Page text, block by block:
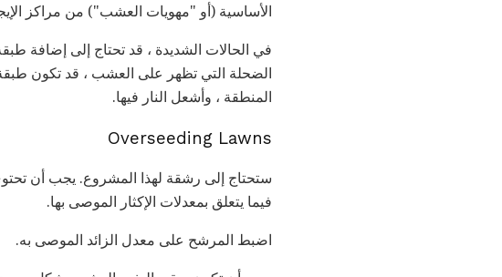
الأساسية (أو "مهويات العشب") من مراكز
في الحالات الشديدة ، قد تحتاج إلى إضافة
المنطقة ، وأشعل النار فيها.
Overseeding Lawns
ستحتاج إلى رشقة لهذا المشروع. يجب أن
فيما يتعلق بمعدلات الإكثار الموصى بها.
اضبط المرشح على معدل الزائد الموصى به.